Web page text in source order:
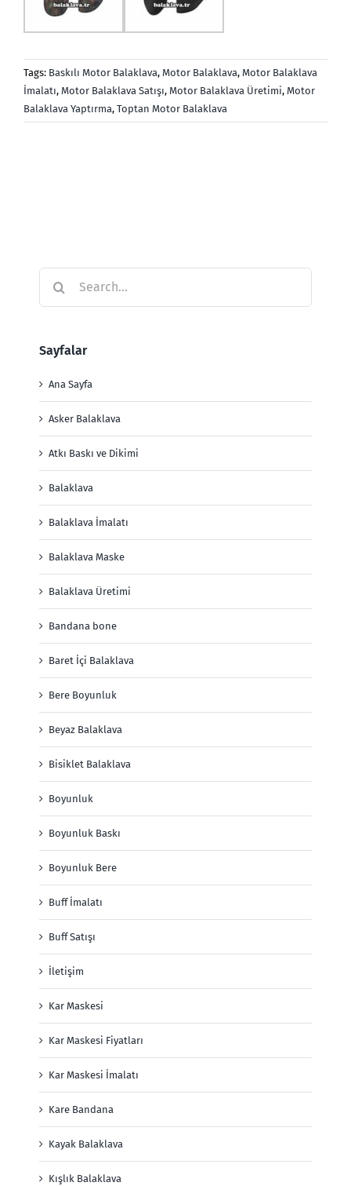
Tags: Baskılı Motor Balaklava, Motor Balaklava, Motor Balaklava
İmalatı, Motor Balaklava Satışı, Motor Balaklava Üretimi, Motor
Balaklava Yaptırma, Toptan Motor Balaklava
Sayfalar
Ana Sayfa
Asker Balaklava
Atkı Baskı ve Dikimi
Balaklava
Balaklava İmalatı
Balaklava Maske
Balaklava Üretimi
Bandana bone
Baret İçi Balaklava
Bere Boyunluk
Beyaz Balaklava
Bisiklet Balaklava
Boyunluk
Boyunluk Baskı
Boyunluk Bere
Buff İmalatı
Buff Satışı
İletişim
Kar Maskesi
Kar Maskesi Fiyatları
Kar Maskesi İmalatı
Kare Bandana
Kayak Balaklava
Kışlık Balaklava